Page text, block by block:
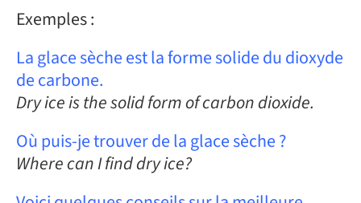
Exemples :
La glace sèche est la forme solide du dioxyde
de carbone.
Dry ice is the solid form of carbon dioxide.
Où puis-je trouver de la glace sèche ?
Where can I find dry ice?